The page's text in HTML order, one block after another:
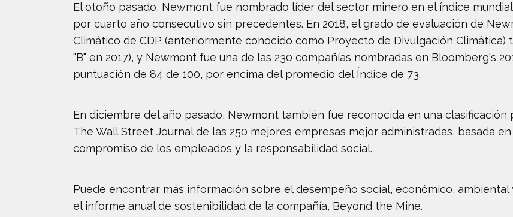
El otoño pasado, Newmont fue nombrado líder del sector minero en el índice
por cuarto año consecutivo sin precedentes. En 2018, el grado de evaluación de
Climático de CDP (anteriormente conocido como Proyecto de Divulgación Climática)
"B" en 2017), y Newmont fue una de las 230 compañías nombradas en Bloomberg's
puntuación de 84 de 100, por encima del promedio del Índice de 73.
En diciembre del año pasado, Newmont también fue reconocida en una
The Wall Street Journal de las 250 mejores empresas mejor administradas, basada
compromiso de los empleados y la responsabilidad social.
Puede encontrar más información sobre el desempeño social, económico,
el informe anual de sostenibilidad de la compañía, Beyond the Mine.